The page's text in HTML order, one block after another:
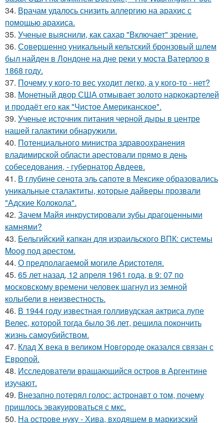
34. Врачам удалось снизить аллергию на арахис с
помощью арахиса.
35. Ученые выяснили, как сахар "Включает" зрение.
36. Совершенно уникальный кельтский бронзовый шлем
был найден в Лондоне на дне реки у моста Ватерлоо в
1868 году.
37. Почему у кого-то вес уходит легко, а у кого-то - нет?
38. Монетный двор США отмывает золото наркокартелей
и продаёт его как "Чистое Американское".
39. Ученые источник питания черной дыры в центре
нашей галактики обнаружили.
40. Потенциального министра здравоохранения
владимирской области арестовали прямо в день
собеседования, - губернатор Авдеев.
41. В глубине сенота эль сапоте в Мексике образовались
уникальные сталактиты, которые дайверы прозвали
"Адские Колокола".
42. Зачем Майя инкрустировали зубы драгоценными
камнями?
43. Бельгийский капкан для израильского ВПК: системы
Moog под арестом.
44. О предполагаемой могиле Аристотеля.
45. 65 лет назад, 12 апреля 1961 года, в 9: 07 по
московскому времени человек шагнул из земной
колыбели в неизвестность.
46. В 1944 году известная голливудская актриса лупе
Велес, которой тогда было 36 лет, решила покончить
жизнь самоубийством.
47. Клад X века в великом Новгороде оказался связан с
Европой.
48. Исследователи вращающийся остров в Аргентине
изучают.
49. Внезапно потерял голос: астронавт о том, почему
пришлось эвакуироваться с мкс.
50. На острове нуку - Хива, входящем в маркизский